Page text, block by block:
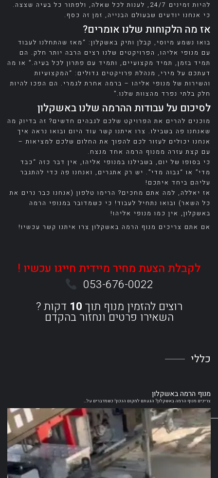
להיות זמינים 24/7, לענות לכל שאלה, ולפתור כל בעיה שצצה.
כי אנחנו יודעים שבעולם הבנייה, זמן זה כסף.
אז מה הלקוחות שלנו אומרים?
בואו נשמע מיוסי, קבלן ותיק באשקלון: “מאז שהתחלנו לעבוד
עם מנופי אליהו, הפרויקטים שלנו רצים הרבה יותר חלק. הם
תמיד בזמן, תמיד מקצועיים, ותמיד עם פתרון לכל בעיה.” או מה
דעתכם על מירי, מנהלת פרויקטים גדולים: “המקצועיות
והשירות של מנופי אליהו – ברמה אחרת לגמרי. הם הפכו להיות
חלק בלתי נפרד מהצוות שלנו.”
לסיכום על עבודות ההרמה שלנו באשקלון
מוכנים להרים את הפרויקט שלכם לגבהים חדשים? זה בדיוק מה
שאנחנו פה בשבילו. צרו איתנו קשר עוד היום ובואו נראה איך
אנחנו יכולים לעזור לכם להפוך את החלום שלכם למציאות –
עם קצת עזרה ממנוף הרמה אחד מנצח.
כי בסופו של יום, בשבילנו במנופי אליהו, אין דבר כזה “כבד
מדי” או “גבוה מדי”. יש רק אתגרים, ואנחנו פה כדי להתגבר
עליהם ביחד איתכם!
אז יאללה, למה אתם מחכים? הרימו טלפון (אנחנו כבר נרים את
כל השאר) ובואו נתחיל לעבוד! כי כשמדובר במנופי הרמה
באשקלון, אין כמו מנופי אליהו!
אם אתם צריכים מנוף הרמה באשקלון צרו איתנו קשר עכשיו!
לקבלת הצעת מחיר מיידית חייגו עכשיו !
053-676-0022
רוצים להזמין מנוף תוך 10 דקות ?
השאירו פרטים ונחזור בהקדם
כללי
מנוף הרמה באשקלון
צריכים מנוף הרמה באשקלון? הגעתם למקום הנכון! כשמדברים על...